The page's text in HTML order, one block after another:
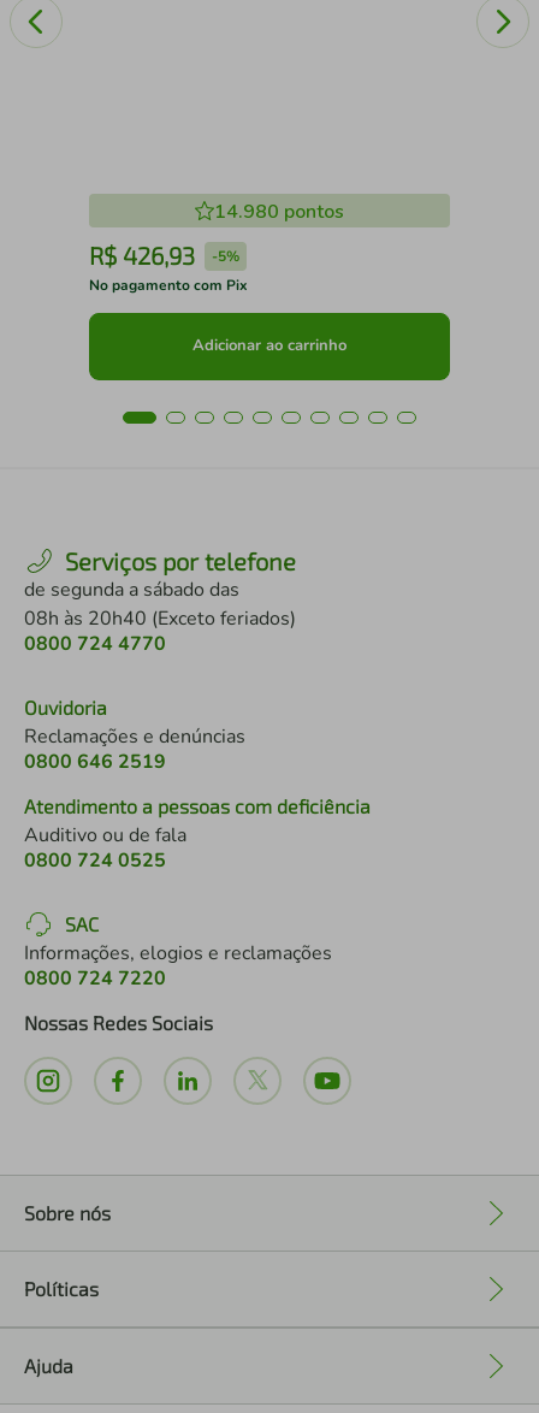
14.980 pontos
R$ 426,93 -5%
No pagamento com Pix
Adicionar ao carrinho
Serviços por telefone
de segunda a sábado das
08h às 20h40 (Exceto feriados)
0800 724 4770
Ouvidoria
Reclamações e denúncias
0800 646 2519
Atendimento a pessoas com deficiência
Auditivo ou de fala
0800 724 0525
SAC
Informações, elogios e reclamações
0800 724 7220
Nossas Redes Sociais
Sobre nós
Políticas
Ajuda